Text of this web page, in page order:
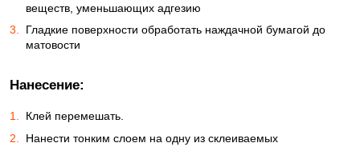
веществ, уменьшающих адгезию
Гладкие поверхности обработать наждачной бумагой до
матовости
Нанесение:
Клей перемешать.
Нанести тонким слоем на одну из склеиваемых